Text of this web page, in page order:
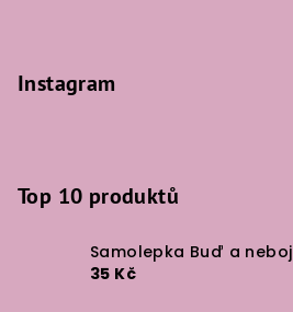
Instagram
Top 10 produktů
Samolepka Buď a neboj
35 Kč